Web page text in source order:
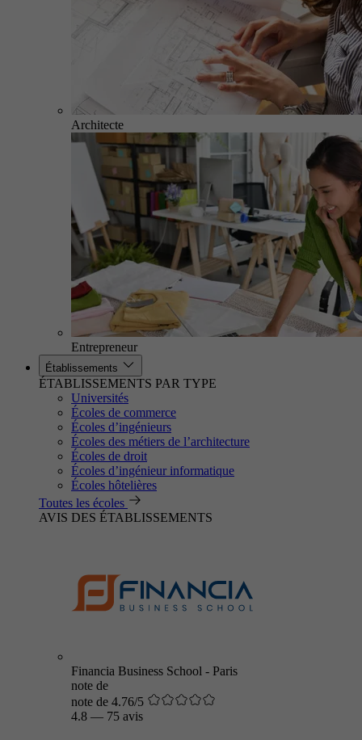
Architecte
Entrepreneur
Établissements
ÉTABLISSEMENTS PAR TYPE
Universités
Écoles de commerce
Écoles d’ingénieurs
Écoles des métiers de l’architecture
Écoles de droit
Écoles d’ingénieur informatique
Écoles hôtelières
Toutes les écoles
AVIS DES ÉTABLISSEMENTS
Financia Business School - Paris
note de
note de 4.76/5
4.8 — 75 avis